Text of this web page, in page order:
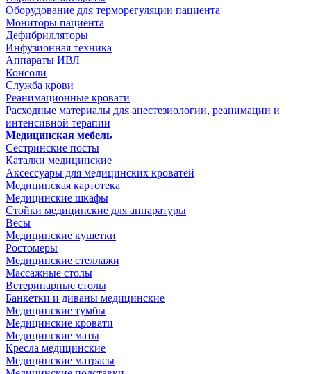
Оборудование для терморегуляции пациента
Мониторы пациента
Дефибрилляторы
Инфузионная техника
Аппараты ИВЛ
Консоли
Служба крови
Реанимационные кровати
Расходные материалы для анестезиологии, реанимации и
интенсивной терапии
Медицинская мебель
Сестринские посты
Каталки медицинские
Аксессуары для медицинских кроватей
Медицинская картотека
Медицинские шкафы
Стойки медицинские для аппаратуры
Весы
Медицинские кушетки
Ростомеры
Медицинские стеллажи
Массажные столы
Ветеринарные столы
Банкетки и диваны медицинские
Медицинские тумбы
Медицинские кровати
Медицинские маты
Кресла медицинские
Медицинские матрасы